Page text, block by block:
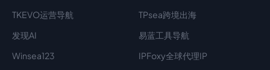
TKEVO运营导航
TPsea跨境出海
发现AI
易蓝工具导航
Winsea123
IPFoxy全球代理IP